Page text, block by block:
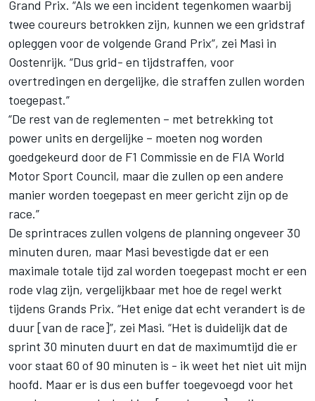
Grand Prix. “Als we een incident tegenkomen waarbij
twee coureurs betrokken zijn, kunnen we een gridstraf
opleggen voor de volgende Grand Prix”, zei Masi in
Oostenrijk. “Dus grid- en tijdstraffen, voor
overtredingen en dergelijke, die straffen zullen worden
toegepast.”
“De rest van de reglementen – met betrekking tot
power units en dergelijke – moeten nog worden
goedgekeurd door de F1 Commissie en de FIA World
Motor Sport Council, maar die zullen op een andere
manier worden toegepast en meer gericht zijn op de
race.”
De sprintraces zullen volgens de planning ongeveer 30
minuten duren, maar Masi bevestigde dat er een
maximale totale tijd zal worden toegepast mocht er een
rode vlag zijn, vergelijkbaar met hoe de regel werkt
tijdens Grands Prix. “Het enige dat echt verandert is de
duur [van de race]”, zei Masi. “Het is duidelijk dat de
sprint 30 minuten duurt en dat de maximumtijd die er
voor staat 60 of 90 minuten is - ik weet het niet uit mijn
hoofd. Maar er is dus een buffer toegevoegd voor het